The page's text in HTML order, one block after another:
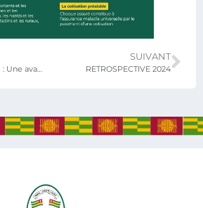
Programme WEZOU : Une avancée pour la santé maternelle et néonatale au Togo
SUIVANT
RETROSPECTIVE 2024